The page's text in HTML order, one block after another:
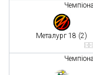
Металург 18 (2)